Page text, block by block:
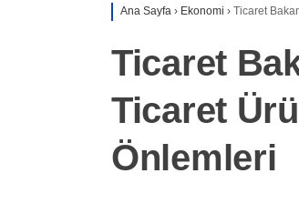
Ana Sayfa › Ekonomi › Ticaret
Ticaret
Ticaret
Önlemleri